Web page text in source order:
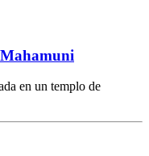
en un templo de